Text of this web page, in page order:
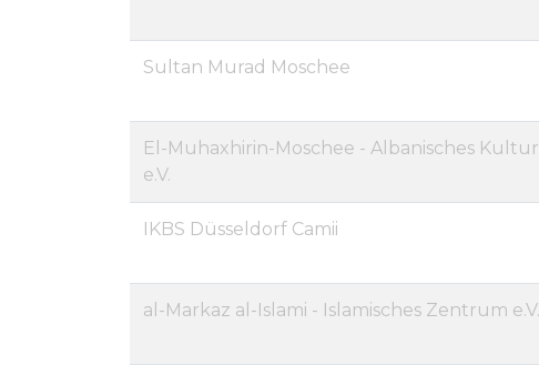
Sultan Murad Moschee
El-Muhaxhirin-Moschee - Albanisches
e.V.
IKBS Düsseldorf Camii
al-Markaz al-Islami - Islamisches Zentrum e.V.